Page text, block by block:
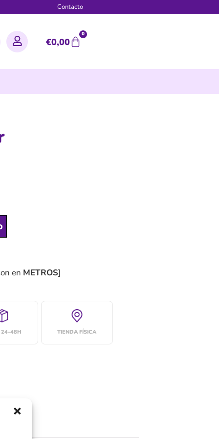
Contacto
€0,00
0
en METROS]
24-48H TIENDA FÍSICA